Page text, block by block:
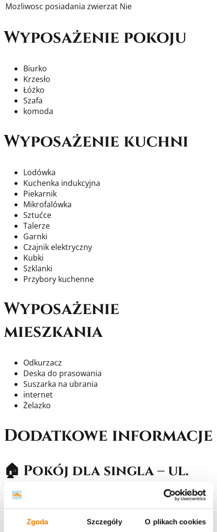
Zgoda Szczegóły O plikach cookies
Mozliwosc posiadania zwierzat Nie
Wyposażenie pokoju
Biurko
Krzesło
Łóżko
Szafa
komoda
Wyposażenie kuchni
Lodówka
Kuchenka indukcyjna
Piekarnik
Mikrofalówka
Sztućce
Talerze
Garnki
Czajnik elektryczny
Kubki
Szklanki
Przybory kuchenne
Wyposażenie
mieszkania
Odkurzacz
Deska do prasowania
Suszarka na ubrania
internet
Żelazko
Dodatkowe informacje
🏠 Pokój dla singla – ul.
Warszawska, Rzeszów
📍 Idealna lokalizacja dla osób pracujących –blisko